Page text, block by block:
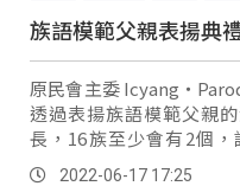
族語模範父親表揚典
原民會主委
透過表揚族語模範父親
長，16族至少會有2個
揚。2022-06-17 17:25